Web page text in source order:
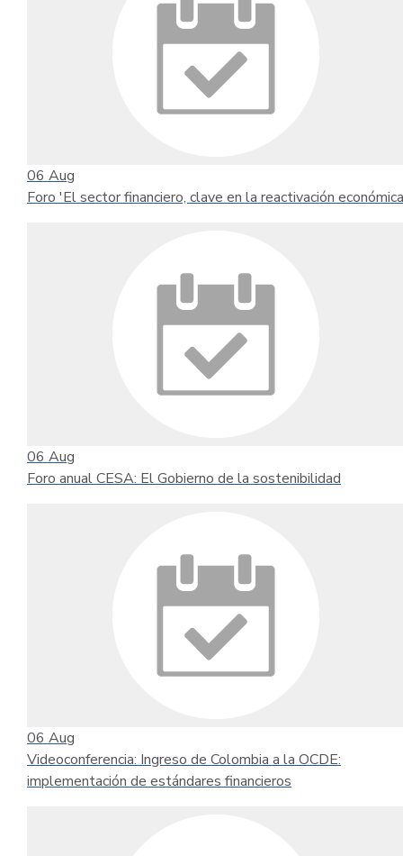
06 Aug
Foro 'El sector financiero, clave en la reactivación
06 Aug
Foro anual CESA: El Gobierno de la sostenibilidad
06 Aug
Videoconferencia: Ingreso de Colombia a la OCDE:
implementación de estándares financieros